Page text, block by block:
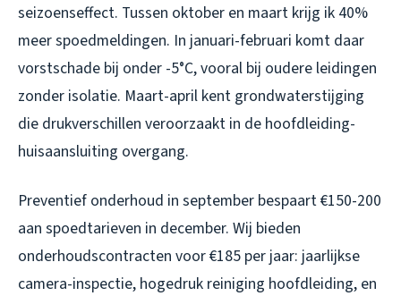
seizoenseffect. Tussen oktober en maart krijg ik 40%
meer spoedmeldingen. In januari-februari komt daar
vorstschade bij onder -5°C, vooral bij oudere leidingen
zonder isolatie. Maart-april kent grondwaterstijging
die drukverschillen veroorzaakt in de hoofdleiding-
huisaansluiting overgang.
Preventief onderhoud in september bespaart €150-200
aan spoedtarieven in december. Wij bieden
onderhoudscontracten voor €185 per jaar: jaarlijkse
camera-inspectie, hogedruk reiniging hoofdleiding, en